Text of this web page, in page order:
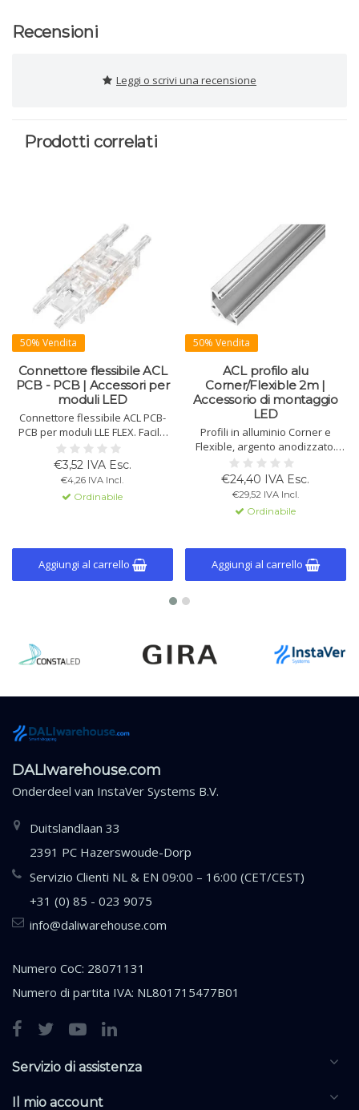
Recensioni
Leggi o scrivi una recensione
Prodotti correlati
50% Vendita
Connettore flessibile ACL
PCB - PCB | Accessori per
moduli LED
Connettore flessibile ACL PCB-
PCB per moduli LLE FLEX. Facile
da aprire/chiudere. Per
cablaggio interno, max 5 A, 24–48
V. Accessorio compatto per
moduli LED.
€3,52 IVA Esc.
€4,26 IVA Incl.
Ordinabile
Aggiungi al carrello
50% Vendita
ACL profilo alu
Corner/Flexible 2m |
Accessorio di montaggio
LED
Profili in alluminio Corner e
Flexible, argento anodizzato.
Lunghezza 2 m, per strisce LED
flessibili fino a 8 mm. Montaggio
con coperture e accessori
acquistabili separatamente.
€24,40 IVA Esc.
€29,52 IVA Incl.
Ordinabile
Aggiungi al carrello
DALIwarehouse.com
Onderdeel van InstaVer Systems B.V.
Duitslandlaan 33
2391 PC Hazerswoude-Dorp
Servizio Clienti NL & EN 09:00 – 16:00 (CET/CEST)
+31 (0) 85 - 023 9075
info@daliwarehouse.com
Numero CoC: 28071131
Numero di partita IVA: NL801715477B01
Servizio di assistenza
Il mio account